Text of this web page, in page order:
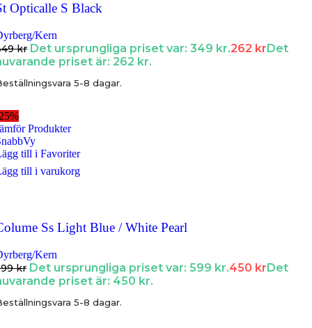
Opticalle S Black
Kern
kr Det ursprungliga priset var: 349 kr.262 krDet
priset är: 262 kr.
5-8 dagar.
Produkter
till i Favoriter
till i varukorg
Ss Light Blue / White Pearl
Kern
kr Det ursprungliga priset var: 599 kr.450 krDet
priset är: 450 kr.
5-8 dagar.